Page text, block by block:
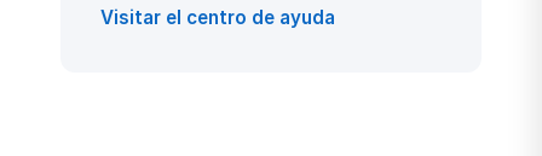
Visitar el centro de ayuda